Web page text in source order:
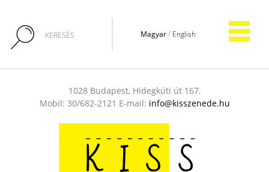
Magyar/ English
1028 Budapest, Hidegkúti út 167.
Mobil: 30/682-2121 E-mail: info@kisszenede.hu